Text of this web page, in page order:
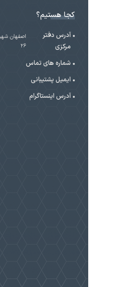
کجا هستیم؟
آدرس دفتر
مرکزی
اصفهان
۲۶
شماره های تماس
ایمیل پشتیبانی
آدرس اینستاگرام